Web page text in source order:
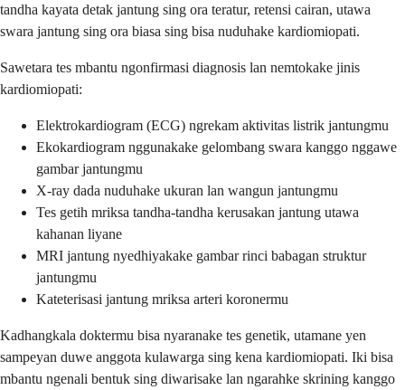
tandha kayata detak jantung sing ora teratur, retensi cairan, utawa
swara jantung sing ora biasa sing bisa nuduhake kardiomiopati.
Sawetara tes mbantu ngonfirmasi diagnosis lan nemtokake jinis
kardiomiopati:
Elektrokardiogram (ECG) ngrekam aktivitas listrik jantungmu
Ekokardiogram nggunakake gelombang swara kanggo nggawe
gambar jantungmu
X-ray dada nuduhake ukuran lan wangun jantungmu
Tes getih mriksa tandha-tandha kerusakan jantung utawa
kahanan liyane
MRI jantung nyedhiyakake gambar rinci babagan struktur
jantungmu
Kateterisasi jantung mriksa arteri koronermu
Kadhangkala doktermu bisa nyaranake tes genetik, utamane yen
sampeyan duwe anggota kulawarga sing kena kardiomiopati. Iki bisa
mbantu ngenali bentuk sing diwarisake lan ngarahke skrining kanggo